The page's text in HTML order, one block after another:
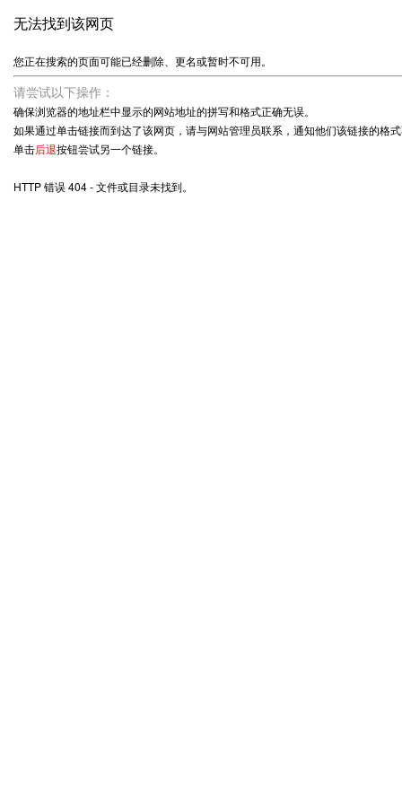
无法找到该网页
您正在搜索的页面可能已经删除、更名或暂时不可用。
请尝试以下操作：
确保浏览器的地址栏中显示的网站地址的拼写和格式正确无误。
如果通过单击链接而到达了该网页，请与网站管理员联系，通知他们该链接的格
单击后退按钮尝试另一个链接。
HTTP 错误 404 - 文件或目录未找到。